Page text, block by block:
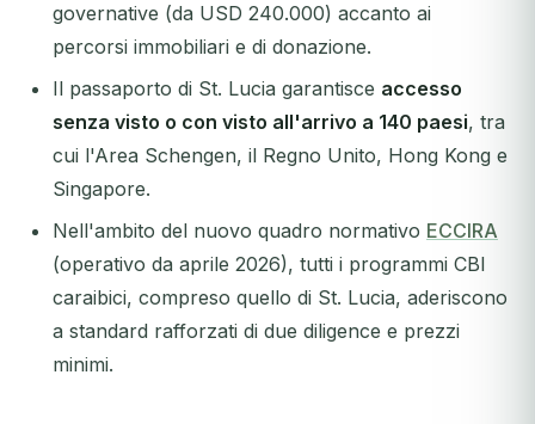
governative (da USD 240.000) accanto ai
percorsi immobiliari e di donazione.
Il passaporto di St. Lucia garantisce accesso
senza visto o con visto all'arrivo a 140 paesi, tra
cui l'Area Schengen, il Regno Unito, Hong Kong e
Singapore.
Nell'ambito del nuovo quadro normativo ECCIRA
(operativo da aprile 2026), tutti i programmi CBI
caraibici, compreso quello di St. Lucia, aderiscono
a standard rafforzati di due diligence e prezzi
minimi.